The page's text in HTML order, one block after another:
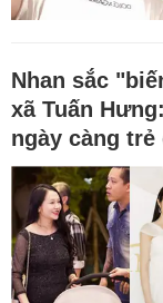
Nhan sắc
xã Tuấn
ngày càng trẻ